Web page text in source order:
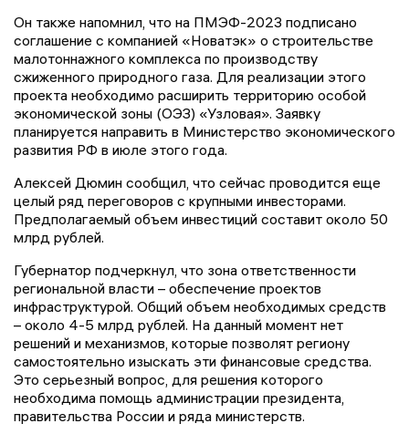
Он также напомнил, что на ПМЭФ-2023 подписано
соглашение с компанией «Новатэк» о строительстве
малотоннажного комплекса по производству
сжиженного природного газа. Для реализации этого
проекта необходимо расширить территорию особой
экономической зоны (ОЭЗ) «Узловая». Заявку
планируется направить в Министерство экономического
развития РФ в июле этого года.
Алексей Дюмин сообщил, что сейчас проводится еще
целый ряд переговоров с крупными инвесторами.
Предполагаемый объем инвестиций составит около 50
млрд рублей.
Губернатор подчеркнул, что зона ответственности
региональной власти – обеспечение проектов
инфраструктурой. Общий объем необходимых средств
– около 4-5 млрд рублей. На данный момент нет
решений и механизмов, которые позволят региону
самостоятельно изыскать эти финансовые средства.
Это серьезный вопрос, для решения которого
необходима помощь администрации президента,
правительства России и ряда министерств.